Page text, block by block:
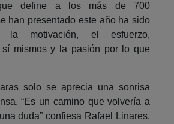
define a los más de 700
han presentado este año ha sido
la motivación, el esfuerzo,
sí mismos y la pasión por lo que
solo se aprecia una sonrisa
“Es un camino que volvería a
duda” confiesa Rafael Linares,